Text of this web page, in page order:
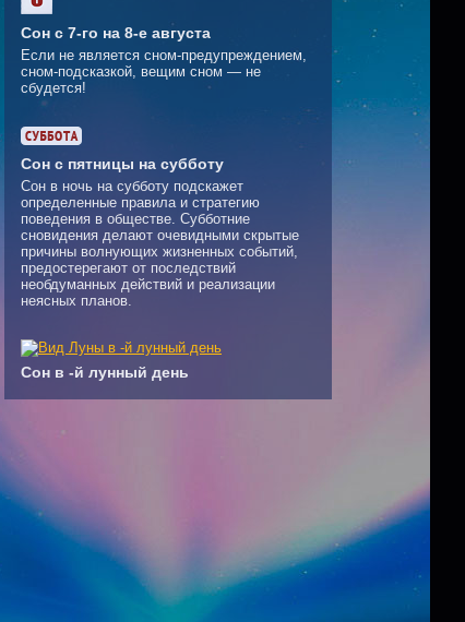
Сон с 7-го на 8-е августа
Если не является сном-предупреждением,
сном-подсказкой, вещим сном — не
сбудется!
Сон с пятницы на субботу
Сон в ночь на субботу подскажет
определенные правила и стратегию
поведения в обществе. Субботние
сновидения делают очевидными скрытые
причины волнующих жизненных событий,
предостерегают от последствий
необдуманных действий и реализации
неясных планов.
Сон в -й лунный день